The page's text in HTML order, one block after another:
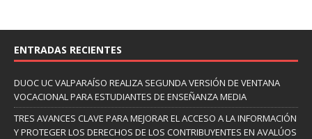
ENTRADAS RECIENTES
DUOC UC VALPARAÍSO REALIZA SEGUNDA VERSIÓN DE VENTANA
VOCACIONAL PARA ESTUDIANTES DE ENSEÑANZA MEDIA
TRES AVANCES CLAVE PARA MEJORAR EL ACCESO A LA INFORMACIÓN
Y PROTEGER LOS DERECHOS DE LOS CONTRIBUYENTES EN AVALÚOS